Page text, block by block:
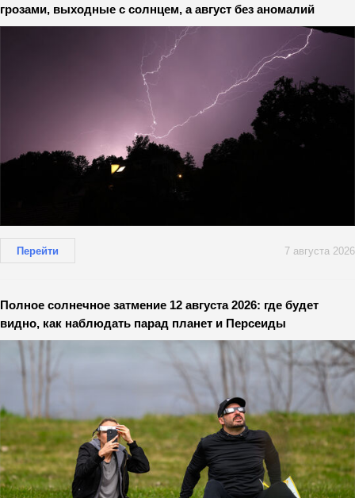
грозами, выходные с солнцем, а август без аномалий
Перейти 7 августа 2026
Полное солнечное затмение 12 августа 2026: где будет
видно, как наблюдать парад планет и Персеиды